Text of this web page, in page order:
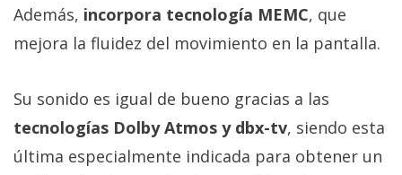
Además, incorpora tecnología MEMC, que
mejora la fluidez del movimiento en la pantalla.
Su sonido es igual de bueno gracias a las
tecnologías Dolby Atmos y dbx-tv, siendo esta
última especialmente indicada para obtener un